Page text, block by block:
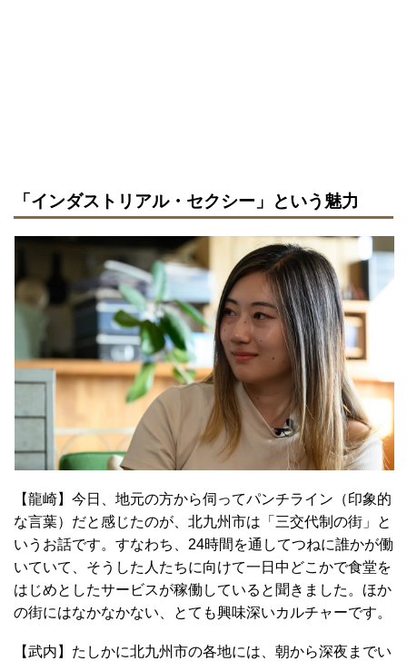
「インダストリアル・セクシー」という魅力
【龍崎】今日、地元の方から伺ってパンチライン（印象的
な言葉）だと感じたのが、北九州市は「三交代制の街」と
いうお話です。すなわち、24時間を通してつねに誰かが働
いていて、そうした人たちに向けて一日中どこかで食堂を
はじめとしたサービスが稼働していると聞きました。ほか
の街にはなかなかない、とても興味深いカルチャーです。
【武内】たしかに北九州市の各地には、朝から深夜までい